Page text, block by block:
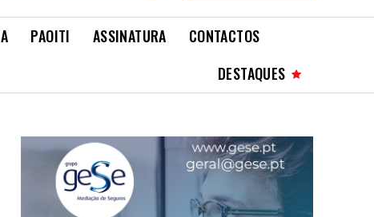
PAOITI ASSINATURA
CONTACTOS
DESTAQUES